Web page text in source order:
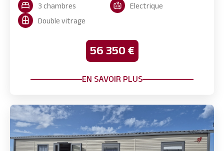
3 chambres
Electrique
Double vitrage
56 350 €
EN SAVOIR PLUS